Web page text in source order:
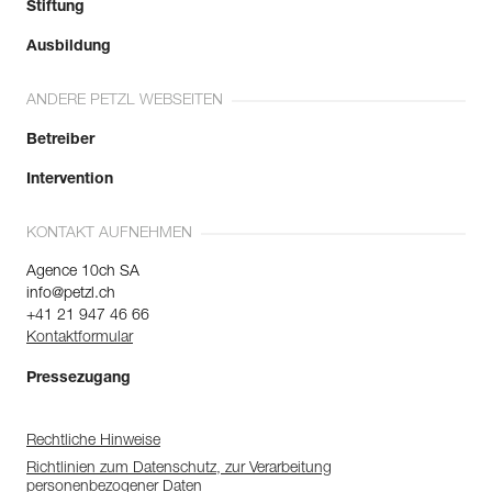
Stiftung
Ausbildung
ANDERE PETZL WEBSEITEN
Betreiber
Intervention
KONTAKT AUFNEHMEN
Agence 10ch SA
info@petzl.ch
+41 21 947 46 66
Kontaktformular
Pressezugang
Rechtliche Hinweise
Richtlinien zum Datenschutz, zur Verarbeitung
personenbezogener Daten